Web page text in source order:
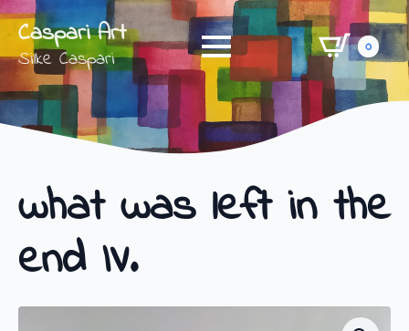
Caspari Art
Silke Caspari 0
what was left in the
end IV.